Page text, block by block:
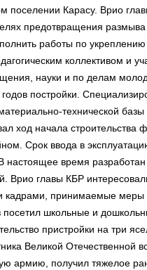
поселении Карасу. Врио
предотвращения
работы по
коллективом
науки и по делам
постройки.
технической
ход начала строительства
Срок ввода в
время разработан
Врио главы КБР
кадрами, принимаемые меры
посетил школьные и
пристройки на три
Великой Отечественной
армию, получил тяжелое